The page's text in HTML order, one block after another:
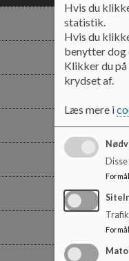
Hvis du
statistik.
Hvis du
benytter dog
Klikker du på
krydset af.
Læs mere i
Formål
Formål